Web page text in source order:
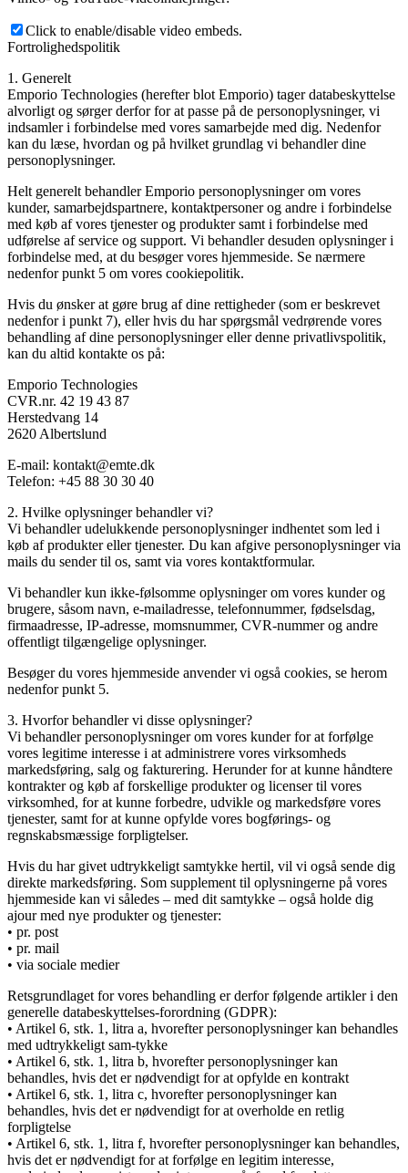
Click to enable/disable video embeds.
Fortrolighedspolitik
1. Generelt
Emporio Technologies (herefter blot Emporio) tager databeskyttelse
alvorligt og sørger derfor for at passe på de personoplysninger, vi
indsamler i forbindelse med vores samarbejde med dig. Nedenfor
kan du læse, hvordan og på hvilket grundlag vi behandler dine
personoplysninger.
Helt generelt behandler Emporio personoplysninger om vores
kunder, samarbejdspartnere, kontaktpersoner og andre i forbindelse
med køb af vores tjenester og produkter samt i forbindelse med
udførelse af service og support. Vi behandler desuden oplysninger i
forbindelse med, at du besøger vores hjemmeside. Se nærmere
nedenfor punkt 5 om vores cookiepolitik.
Hvis du ønsker at gøre brug af dine rettigheder (som er beskrevet
nedenfor i punkt 7), eller hvis du har spørgsmål vedrørende vores
behandling af dine personoplysninger eller denne privatlivspolitik,
kan du altid kontakte os på:
Emporio Technologies
CVR.nr. 42 19 43 87
Herstedvang 14
2620 Albertslund
E-mail: kontakt@emte.dk
Telefon: +45 88 30 30 40
2. Hvilke oplysninger behandler vi?
Vi behandler udelukkende personoplysninger indhentet som led i
køb af produkter eller tjenester. Du kan afgive personoplysninger via
mails du sender til os, samt via vores kontaktformular.
Vi behandler kun ikke-følsomme oplysninger om vores kunder og
brugere, såsom navn, e-mailadresse, telefonnummer, fødselsdag,
firmaadresse, IP-adresse, momsnummer, CVR-nummer og andre
offentligt tilgængelige oplysninger.
Besøger du vores hjemmeside anvender vi også cookies, se herom
nedenfor punkt 5.
3. Hvorfor behandler vi disse oplysninger?
Vi behandler personoplysninger om vores kunder for at forfølge
vores legitime interesse i at administrere vores virksomheds
markedsføring, salg og fakturering. Herunder for at kunne håndtere
kontrakter og køb af forskellige produkter og licenser til vores
virksomhed, for at kunne forbedre, udvikle og markedsføre vores
tjenester, samt for at kunne opfylde vores bogførings- og
regnskabsmæssige forpligtelser.
Hvis du har givet udtrykkeligt samtykke hertil, vil vi også sende dig
direkte markedsføring. Som supplement til oplysningerne på vores
hjemmeside kan vi således – med dit samtykke – også holde dig
ajour med nye produkter og tjenester:
• pr. post
• pr. mail
• via sociale medier
Retsgrundlaget for vores behandling er derfor følgende artikler i den
generelle databeskyttelses-forordning (GDPR):
• Artikel 6, stk. 1, litra a, hvorefter personoplysninger kan behandles
med udtrykkeligt sam-tykke
• Artikel 6, stk. 1, litra b, hvorefter personoplysninger kan
behandles, hvis det er nødvendigt for at opfylde en kontrakt
• Artikel 6, stk. 1, litra c, hvorefter personoplysninger kan
behandles, hvis det er nødvendigt for at overholde en retlig
forpligtelse
• Artikel 6, stk. 1, litra f, hvorefter personoplysninger kan behandles,
hvis det er nødvendigt for at forfølge en legitim interesse,